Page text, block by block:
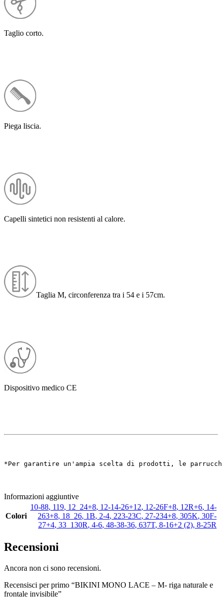
Taglio corto.
Piega liscia.
Capelli sintetici non resistenti al calore.
Taglia M, circonferenza tra i 54 e i 57cm.
Dispositivo medico CE
*Per garantire un'ampia scelta di prodotti, le
Informazioni aggiuntive
Colori
10-88, 119, 12_24+8, 12-14-26+12, 12-26F+8, 12R+6, 14-
263+8, 18_26, 1B, 2-4, 223-23C, 27-234+8, 305K, 30F-
27+4, 33_130R, 4-6, 48-38-36, 637T, 8-16+2 (2), 8-25R
Recensioni
Ancora non ci sono recensioni.
Recensisci per primo “BIKINI MONO LACE – M- riga naturale e
frontale invisibile”